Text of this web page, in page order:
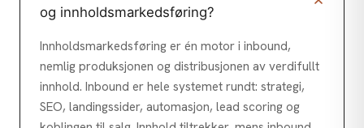
og innholdsmarkedsføring?
Innholdsmarkedsføring er én motor i inbound,
nemlig produksjonen og distribusjonen av verdifullt
innhold. Inbound er hele systemet rundt: strategi,
SEO, landingssider, automasjon, lead scoring og